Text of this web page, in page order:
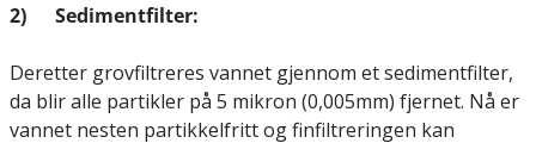
2) Sedimentfilter:
Deretter grovfiltreres vannet gjennom et sedimentfilter,
da blir alle partikler på 5 mikron (0,005mm) fjernet. Nå er
vannet nesten partikkelfritt og finfiltreringen kan